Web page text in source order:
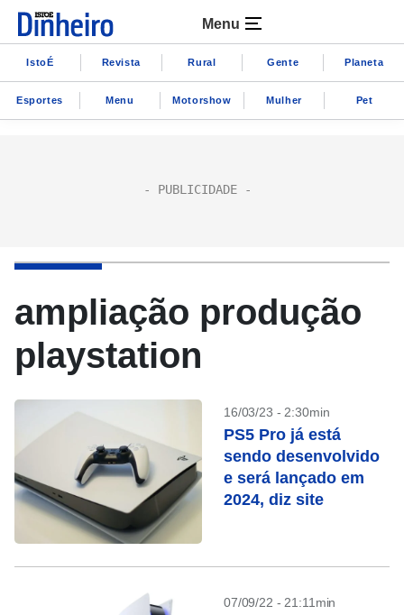
Menu
IstoÉ Revista Rural Gente Planeta
Esportes Menu Motorshow Mulher Pet
ampliação produção
playstation
16/03/23 - 2:30min
PS5 Pro já está
sendo desenvolvido
e será lançado em
2024, diz site
07/09/22 - 21:11min